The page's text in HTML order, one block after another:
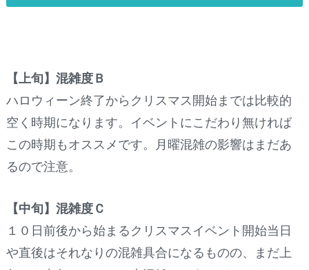
【上旬】混雑度Ｂ
ハロウィーン終了からクリスマス開始までは比較的
空く時期になります。イベントにこだわり無ければ
この時期もオススメです。月曜混雑の影響はまだあ
るので注意。
【中旬】混雑度Ｃ
１０日前後から始まるクリスマスイベント開始当日
や直後はそれなりの混雑具合になるものの、まだ上